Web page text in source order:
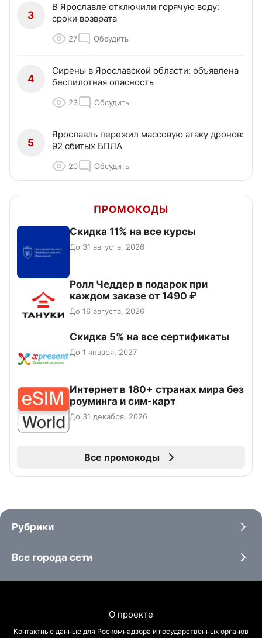
3
В Ярославле отключили горячую воду:
сроки возврата
27 Обсудить
4
Сирены в Ярославской области: объявлена
беспилотная опасность
23 Обсудить
5
Ярославль пережил массовую атаку дронов:
92 сбитых БПЛА
20 Обсудить
ПРОМОКОДЫ
Скидка 11% на все курсы
До 31 августа, 2026
Ролл Чеддер в подарок при
каждом заказе от 1490 ₽
До 16 августа, 2026
Скидка 5% на все сертификаты
До 1 января, 2027
Интернет в 180+ странах мира без
роуминга и сим-карт
До 31 декабря, 2026
Все промокоды
Рубрики
Все города сети
О проекте
Контактные данные для Роскомнадзора и государственных органов